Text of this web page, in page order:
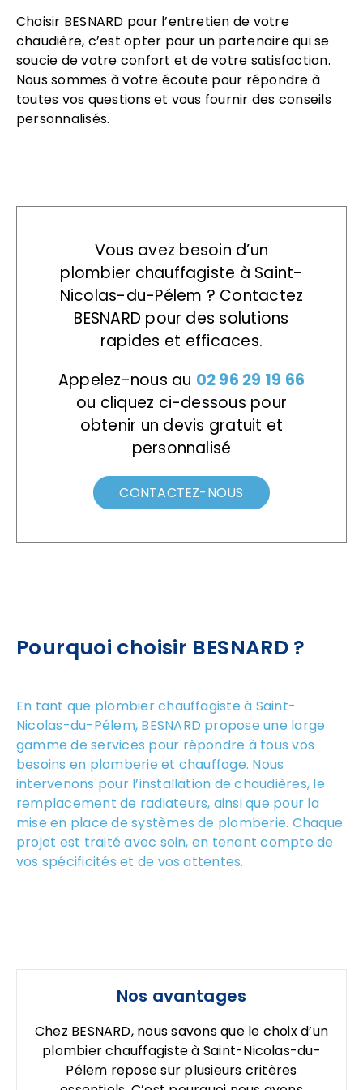
Choisir BESNARD pour l’entretien de votre
chaudière, c’est opter pour un partenaire qui se
soucie de votre confort et de votre satisfaction.
Nous sommes à votre écoute pour répondre à
toutes vos questions et vous fournir des conseils
personnalisés.
Vous avez besoin d’un
plombier chauffagiste à Saint-
Nicolas-du-Pélem ? Contactez
BESNARD pour des solutions
rapides et efficaces.
Appelez-nous au 02 96 29 19 66
ou cliquez ci-dessous pour
obtenir un devis gratuit et
personnalisé
CONTACTEZ-NOUS
Pourquoi choisir BESNARD ?
En tant que plombier chauffagiste à Saint-
Nicolas-du-Pélem, BESNARD propose une large
gamme de services pour répondre à tous vos
besoins en plomberie et chauffage. Nous
intervenons pour l’installation de chaudières, le
remplacement de radiateurs, ainsi que pour la
mise en place de systèmes de plomberie. Chaque
projet est traité avec soin, en tenant compte de
vos spécificités et de vos attentes.
Nos avantages
Chez BESNARD, nous savons que le choix d’un
plombier chauffagiste à Saint-Nicolas-du-
Pélem repose sur plusieurs critères